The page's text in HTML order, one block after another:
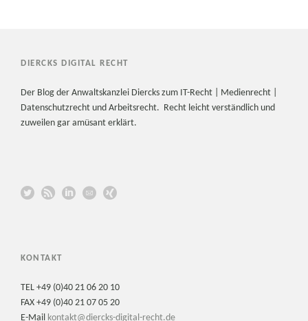
DIERCKS DIGITAL RECHT
Der Blog der Anwaltskanzlei Diercks zum IT-Recht | Medienrecht |
Datenschutzrecht und Arbeitsrecht. Recht leicht verständlich und
zuweilen gar amüsant erklärt.
KONTAKT
TEL +49 (0)40 21 06 20 10
FAX +49 (0)40 21 07 05 20
E-Mail kontakt@diercks-digital-recht.de